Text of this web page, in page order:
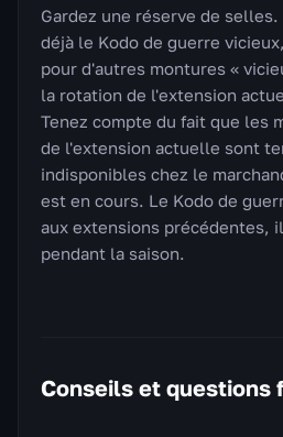
Gardez une réserve de
déjà le Kodo de guerre
pour d'autres montures «
la rotation de l'extension
Tenez compte du fait que les
de l'extension actuelle sont
indisponibles chez le
est en cours. Le Kodo de
aux extensions précédentes,
pendant la saison.
Conseils et questions